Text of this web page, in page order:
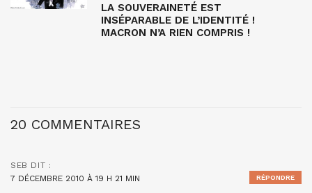
LA SOUVERAINETÉ EST
INSÉPARABLE DE L’IDENTITÉ !
MACRON N’A RIEN COMPRIS !
20 COMMENTAIRES
SEB DIT :
7 DÉCEMBRE 2010 À 19 H 21 MIN
RÉPONDRE